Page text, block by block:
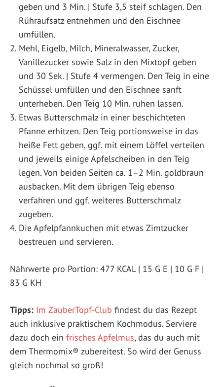
geben und 3 Min. | Stufe 3,5 steif schlagen. Den
Rühraufsatz entnehmen und den Eischnee
umfüllen.
Mehl, Eigelb, Milch, Mineralwasser, Zucker,
Vanillezucker sowie Salz in den Mixtopf geben
und 30 Sek. | Stufe 4 vermengen. Den Teig in eine
Schüssel umfüllen und den Eischnee sanft
unterheben. Den Teig 10 Min. ruhen lassen.
Etwas Butterschmalz in einer beschichteten
Pfanne erhitzen. Den Teig portionsweise in das
heiße Fett geben, ggf. mit einem Löffel verteilen
und jeweils einige Apfelscheiben in den Teig
legen. Von beiden Seiten ca. 1–2 Min. goldbraun
ausbacken. Mit dem übrigen Teig ebenso
verfahren und ggf. weiteres Butterschmalz
zugeben.
Die Apfelpfannkuchen mit etwas Zimtzucker
bestreuen und servieren.
Nährwerte pro Portion: 477 KCAL | 15 G E | 10 G F |
83 G KH
Tipps: Im ZauberTopf-Club findest du das Rezept
auch inklusive praktischem Kochmodus. Serviere
dazu doch ein frisches Apfelmus, das du auch mit
dem Thermomix® zubereitest. So wird der Genuss
gleich nochmal so groß!